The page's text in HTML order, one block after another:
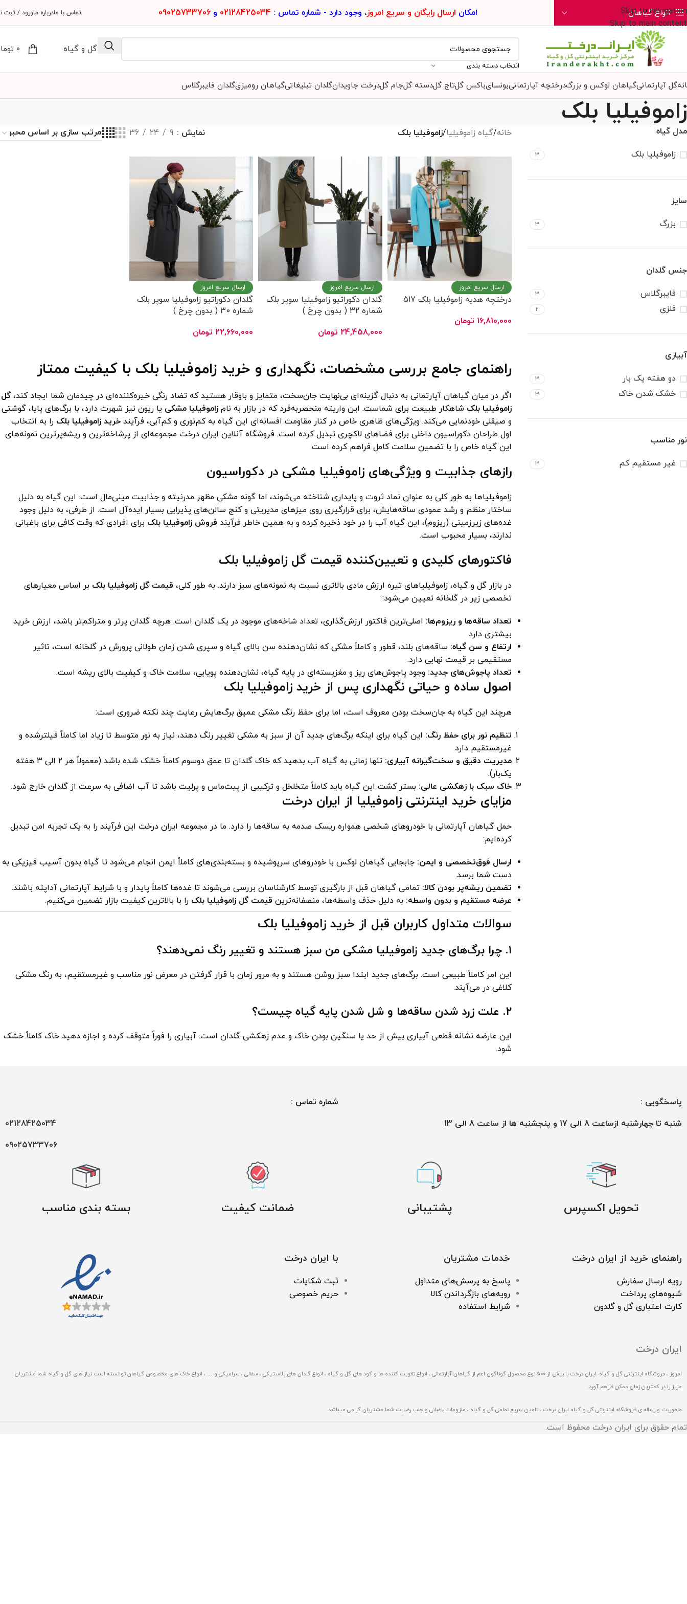
Skip to navigation
Skip to main content
انواع گیاهان امکان ارسال رایگان و سریع امروز، وجود دارد - شماره تماس : 02128425034 و09025733706 تماس با مادرباره ماورود / ثبت
انتخاب دسته بندی
مجله گل و گیاه 0
گل آپارتمانیگیاهان لوکس و بزرگدرختچه آپارتمانیبونسایباکس گلتاج گلدسته گلجام گلدرخت جاویدانگلدان تبلیغاتیگیاهان رومیزیگلدان فایبرگلاس
زاموفیلیا بلک
مدل گیاه
زاموفیلیا بلک 3
سایز
بزرگ 3
جنس گلدان
فایبرگلاس 3
فلزی 2
آبیاری
دو هفته یک بار 3
خشک شدن خاک 3
نور مناسب
غیر مستقیم کم 3
خانه/گیاه زاموفیلیا/زاموفیلیا بلک نمایش 9
24
36
ارسال سریع امروز
درختچه هدیه زاموفیلیا بلک 517
16,810,000 تومان
ارسال سریع امروز
گلدان دکوراتیو زاموفیلیا سوپر بلک
شماره 32 ( بدون چرخ )
24,458,000 تومان
ارسال سریع امروز
گلدان دکوراتیو زاموفیلیا سوپر بلک
شماره 30 ( بدون چرخ )
22,660,000 تومان
راهنمای جامع بررسی مشخصات، نگهداری و خرید زاموفیلیا بلک با کیفیت ممتاز
اگر در میان گیاهان آپارتمانی به دنبال گزینه‌ای بی‌نهایت جان‌سخت، متمایز و باوقار هستید که تضاد رنگی خیره‌کننده‌ای در چیدمان شما ایجاد کند،گل
زاموفیلیا بلک شاهکار طبیعت برای شماست. این واریته منحصربه‌فرد که در بازار به نامزاموفیلیا مشکی یا ریون نیز شهرت دارد، با برگ‌های پایا، گوشتی
و صیقلی خودنمایی می‌کند. ویژگی‌های ظاهری خاص در کنار مقاومت افسانه‌ای این گیاه به کم‌نوری و کم‌آبی، فرآیندخرید زاموفیلیا بلک را به انتخاب
اول طراحان دکوراسیون داخلی برای فضاهای لاکچری تبدیل کرده است. فروشگاه آنلاین ایران درخت مجموعه‌ای از پرشاخه‌ترین و ریشه‌پرترین نمونه‌های
این گیاه خاص را با تضمین سلامت کامل فراهم کرده است.
رازهای جذابیت و ویژگی‌های زاموفیلیا مشکی در دکوراسیون
زاموفیلیاها به طور کلی به عنوان نماد ثروت و پایداری شناخته می‌شوند، اما گونه مشکی مظهر مدرنیته و جذابیت مینی‌مال است. این گیاه به دلیل
ساختار منظم و رشد عمودی ساقه‌هایش، برای قرارگیری روی میزهای مدیریتی و کنج سالن‌های پذیرایی بسیار ایده‌آل است. از طرفی، به دلیل وجود
غده‌های زیرزمینی (ریزوم)، این گیاه آب را در خود ذخیره کرده و به همین خاطر فرآیند فروش زاموفیلیا بلک برای افرادی که وقت کافی برای باغبانی
ندارند، بسیار محبوب است.
فاکتورهای کلیدی و تعیین‌کننده قیمت گل زاموفیلیا بلک
در بازار گل و گیاه، زاموفیلیاهای تیره ارزش مادی بالاتری نسبت به نمونه‌های سبز دارند. به طور کلی، قیمت گل زاموفیلیا بلک بر اساس معیارهای
تخصصی زیر در گلخانه تعیین می‌شود:
تعداد ساقه‌ها و ریزوم‌ها: اصلی‌ترین فاکتور ارزش‌گذاری، تعداد شاخه‌های موجود در یک گلدان است. هرچه گلدان پرتر و متراکم‌تر باشد، ارزش خرید
بیشتری دارد.
ارتفاع و سن گیاه: ساقه‌های بلند، قطور و کاملاً مشکی که نشان‌دهنده سن بالای گیاه و سپری شدن زمان طولانی پرورش در گلخانه است، تاثیر
مستقیمی بر قیمت نهایی دارد.
تعداد پاجوش‌های جدید: وجود پاجوش‌های ریز و مغزپسته‌ای در پایه گیاه، نشان‌دهنده پویایی، سلامت خاک و کیفیت بالای ریشه است.
اصول ساده و حیاتی نگهداری پس از خرید زاموفیلیا بلک
هرچند این گیاه به جان‌سخت بودن معروف است، اما برای حفظ رنگ مشکی عمیق برگ‌هایش رعایت چند نکته ضروری است:
تنظیم نور برای حفظ رنگ: این گیاه برای اینکه برگ‌های جدید آن از سبز به مشکی تغییر رنگ دهند، نیاز به نور متوسط تا زیاد اما کاملاً فیلترشده و
غیرمستقیم دارد.
مدیریت دقیق و سخت‌گیرانه آبیاری:
تنها زمانی به گیاه آب بدهید که خاک گلدان تا عمق دو‌سوم کاملاً خشک شده باشد (معمولاً هر ۲ الی ۳ هفته
یک‌بار).
خاک سبک با زهکشی عالی: بستر کشت این گیاه باید کاملاً متخلخل و ترکیبی از پیت‌ماس و پرلیت باشد تا آب اضافی به سرعت از گلدان خارج شود.
مزایای خرید اینترنتی زاموفیلیا از ایران درخت
حمل گیاهان آپارتمانی با خودروهای شخصی همواره ریسک صدمه به ساقه‌ها را دارد. ما در مجموعه ایران درخت این فرآیند را به یک تجربه امن تبدیل
کرده‌ایم:
ارسال فوق‌تخصصی و ایمن: جابجایی گیاهان لوکس با خودروهای سرپوشیده و بسته‌بندی‌های کاملاً ایمن انجام می‌شود تا گیاه بدون آسیب فیزیکی به
دست شما برسد.
تضمین ریشه‌پر بودن کالا: تمامی گیاهان قبل از بارگیری توسط کارشناسان بررسی می‌شوند تا غده‌ها کاملاً پایدار و با شرایط آپارتمانی آداپته باشند.
عرضه مستقیم و بدون واسطه: به دلیل حذف واسطه‌ها، منصفانه‌ترین قیمت گل زاموفیلیا بلک را با بالاترین کیفیت بازار تضمین می‌کنیم.
سوالات متداول کاربران قبل از خرید زاموفیلیا بلک
۱. چرا برگ‌های جدید زاموفیلیا مشکی من سبز هستند و تغییر رنگ نمی‌دهند؟
این امر کاملاً طبیعی است. برگ‌های جدید ابتدا سبز روشن هستند و به مرور زمان با قرار گرفتن در معرض نور مناسب و غیرمستقیم، به رنگ مشکی
کلاغی در می‌آیند.
۲. علت زرد شدن ساقه‌ها و شل شدن پایه گیاه چیست؟
این عارضه نشانه قطعی آبیاری بیش از حد یا سنگین بودن خاک و عدم زهکشی گلدان است. آبیاری را فوراً متوقف کرده و اجازه دهید خاک کاملاً خشک
شود.
پاسخگویی :
شنبه تا چهارشنبه ازساعت 8 الی 17 و پنجشنبه ها از ساعت 8 الی 13
شماره تماس :
02128425034
09025733706
تحویل اکسپرس پشتیبانی ضمانت کیفیت بسته بندی مناسب
راهنمای خرید از ایران درخت
رویه ارسال سفارش
شیوه‌های پرداخت
کارت اعتباری گل و گلدون
خدمات مشتریان
پاسخ به پرسش‌های متداول
رویه‌های بازگرداندن کالا
شرایط استفاده
با ایران درخت
ثبت شکایات
حریم خصوصی
ایران درخت
امروز ، فروشگاه اینترنتی گل و گیاه ایران درخت با بیش از 500 نوع محصول گوناگون اعم از گیاهان آپارتمانی ، انواع تقویت کننده ها و کود های گل و گیاه ، انواع گلدان های پلاستیکی ، سفالی ، سرامیکی و … ، انواع خاک های مخصوص گیاهان توانسته است نیاز های گل و گیاه شما مشتریان
عزیز را در کمترین زمان ممکن فراهم آورد.
ماموریت و رساله ی فروشگاه اینترنتی گل و گیاه ایران درخت ، تامین سریع تمامی گل و گیاه ، ملزومات باغبانی و جلب رضایت شما مشتریان گرامی میباشد.
تمام حقوق برای ایران درخت محفوظ است.